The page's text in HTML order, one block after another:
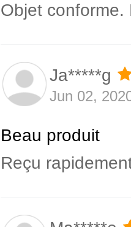
Objet conforme.
Ja*****g
Jun 02,
Beau produit
Reçu